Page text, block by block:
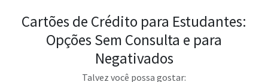
Cartões de Crédito para Estudantes:
Opções Sem Consulta e para
Negativados
Talvez você possa gostar: